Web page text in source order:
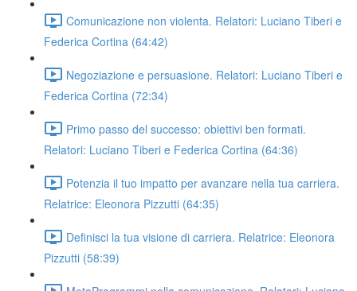
Comunicazione non violenta. Relatori: Luciano Tiberi e
Federica Cortina (64:42)
Negoziazione e persuasione. Relatori: Luciano Tiberi e
Federica Cortina (72:34)
Primo passo del successo: obiettivi ben formati.
Relatori: Luciano Tiberi e Federica Cortina (64:36)
Potenzia il tuo impatto per avanzare nella tua carriera.
Relatrice: Eleonora Pizzutti (64:35)
Definisci la tua visione di carriera. Relatrice: Eleonora
Pizzutti (58:39)